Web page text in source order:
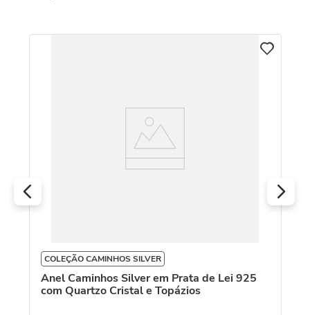
COLEÇÃO CAMINHOS SILVER
Anel Caminhos Silver em Prata de Lei 925
com Quartzo Cristal e Topázios